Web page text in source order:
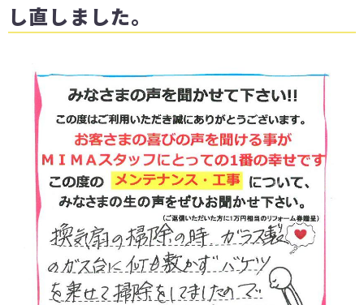
スタッフ紹介
お知らせ
会社概要
し直しました。